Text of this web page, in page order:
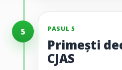
5 PASUL 5
Primești
CJAS